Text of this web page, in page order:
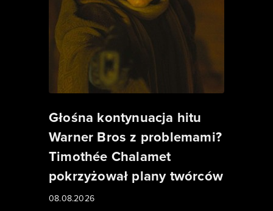
Głośna kontynuacja hitu
Warner Bros z problemami?
Timothée Chalamet
pokrzyżował plany twórców
08.08.2026